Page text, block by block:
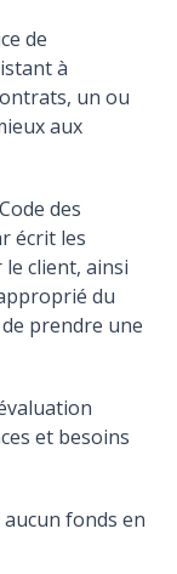
de
à
un ou
aux
des
écrit les
client, ainsi
du
prendre une
et besoins
aucun fonds en